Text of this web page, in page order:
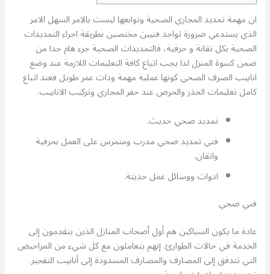
ان مهمة تمديد المجاري الصحية وتوابعها ليست بالامر السهل الامر
الذي يستدعي ضرورة تواجد فنيين مختصين بطريقة اجراء التمديدات
الصحية بكل تقانة و حرفية، فالتمديدات الصحية جزء هام جدا من
ضمن كسوة المنزل لذا يجب اتباع كافة التعليمات اللازمة عند وضع
انابيب الصرف الصحي كونها عملية مهمة وذات عمر طويل فعند اتباع
كامل تعليمات الحذر والحرص عند حفر المجاري وتركيب الانابيب.
تمديد صحي حديث.
فني تمديد صحي مدرب ومتمرس على العمل بحرفية
واتقان.
ادوات ووسائل عمل حديثة.
فني صحي
عادة ما يكون السباكين هم أول أصحاب المنازل الذين يتقدمون إلى
الخدمة في حالات الطوارئ. إنهم يتعاملون مع كل شيء من المراحيض
التي تتدفق إلى المصارف والمصارف المسدودة إلى أنابيب التفجير.